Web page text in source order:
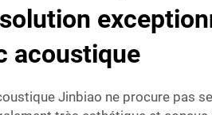
acoustique
Jinbiao ne procure pas